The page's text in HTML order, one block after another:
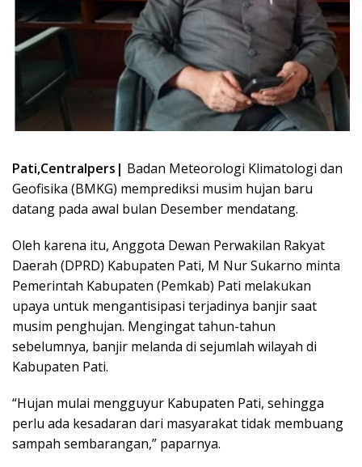
Pati,Centralpers| Badan Meteorologi Klimatologi dan
Geofisika (BMKG) memprediksi musim hujan baru
datang pada awal bulan Desember mendatang.
Oleh karena itu, Anggota Dewan Perwakilan Rakyat
Daerah (DPRD) Kabupaten Pati, M Nur Sukarno minta
Pemerintah Kabupaten (Pemkab) Pati melakukan
upaya untuk mengantisipasi terjadinya banjir saat
musim penghujan. Mengingat tahun-tahun
sebelumnya, banjir melanda di sejumlah wilayah di
Kabupaten Pati.
“Hujan mulai mengguyur Kabupaten Pati, sehingga
perlu ada kesadaran dari masyarakat tidak membuang
sampah sembarangan,” paparnya.